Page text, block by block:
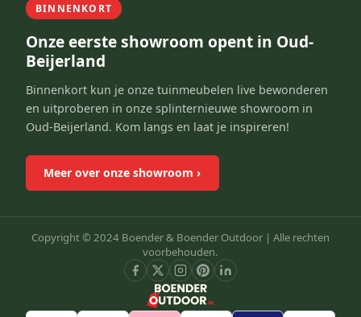
BINNENKORT
Onze eerste showroom opent in Oud-
Beijerland
Binnenkort kun je onze tuinmeubelen live bewonderen
en uitproberen in onze splinternieuwe showroom in
Oud-Beijerland. Kom langs en laat je inspireren!
Meer over onze showroom ›
Copyright © 2024 Boender & Boender Outdoor | Alle rechten
voorbehouden.